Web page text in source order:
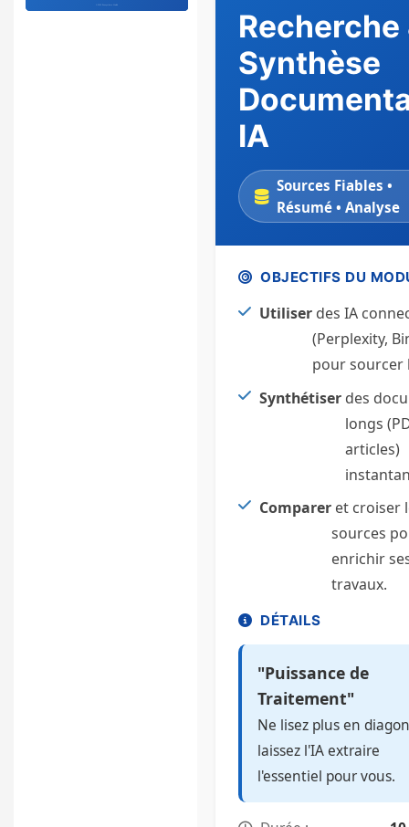
Recherche
Synthèse
IA
Sources Fiables •
Résumé • Analyse
OBJECTIFS DU
Utiliserdes IA
(Perplexity,
pour sourcer
Synthétiser des
longs
articles)
Compareret croiser
sources
enrichir
travaux.
DÉTAILS
"Puissance de
Traitement"
Ne lisez plus en
laissez l'IA extraire
l'essentiel pour vous.